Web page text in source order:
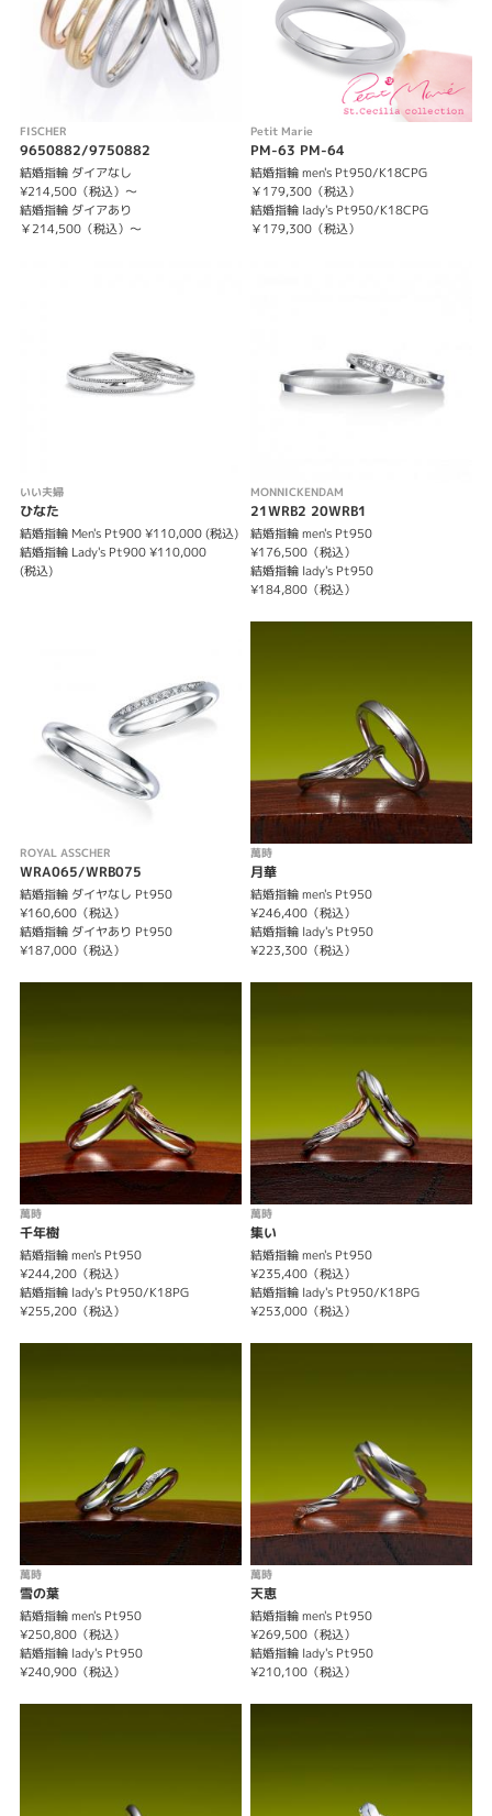
FISCHER
9650882/9750882
結婚指輪 ダイアなし
¥214,500（税込）〜
結婚指輪 ダイアあり
￥214,500（税込）〜
Petit Marie
PM-63 PM-64
結婚指輪 men's Pt950/K18CPG
￥179,300（税込）
結婚指輪 lady's Pt950/K18CPG
￥179,300（税込）
いい夫婦
ひなた
結婚指輪 Men's Pt900 ¥110,000 (税込)
結婚指輪 Lady's Pt900 ¥110,000
(税込)
MONNICKENDAM
21WRB2 20WRB1
結婚指輪 men's Pt950
¥176,500（税込）
結婚指輪 lady's Pt950
¥184,800（税込）
ROYAL ASSCHER
WRA065/WRB075
結婚指輪 ダイヤなし Pt950
¥160,600（税込）
結婚指輪 ダイヤあり Pt950
¥187,000（税込）
萬時
月華
結婚指輪 men's Pt950
¥246,400（税込）
結婚指輪 lady's Pt950
¥223,300（税込）
萬時
千年樹
結婚指輪 men's Pt950
¥244,200（税込）
結婚指輪 lady's Pt950/K18PG
¥255,200（税込）
萬時
集い
結婚指輪 men's Pt950
¥235,400（税込）
結婚指輪 lady's Pt950/K18PG
¥253,000（税込）
萬時
雪の葉
結婚指輪 men's Pt950
¥250,800（税込）
結婚指輪 lady's Pt950
¥240,900（税込）
萬時
天恵
結婚指輪 men's Pt950
¥269,500（税込）
結婚指輪 lady's Pt950
¥210,100（税込）